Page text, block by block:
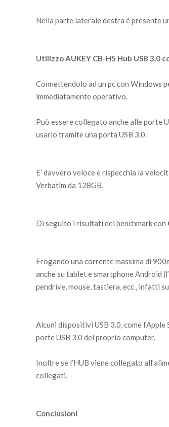
Nella parte laterale destra é presente
Utilizzo AUKEY CB-H5 Hub USB 3.0
Connettendolo ad un pc con Windows
immediatamente operativo.
Può essere collegato anche alle porte
usarlo tramite una porta USB 3.0.
E’ davvero veloce e rispecchia la
Verbatim da 128GB.
Di seguito i risultati dei benchmark con
Erogando una corrente massima di
anche su tablet e smartphone Android
pendrive, mouse, tastiera, ecc., infatti
Alcuni dispositivi USB 3.0, come
porte USB 3.0 del proprio computer.
Inoltre se l’HUB viene collegato
collegati.
Conclusioni